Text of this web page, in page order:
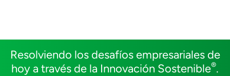
Resolviendo los desafíos empresariales de
hoy a través de la Innovación Sostenible®.